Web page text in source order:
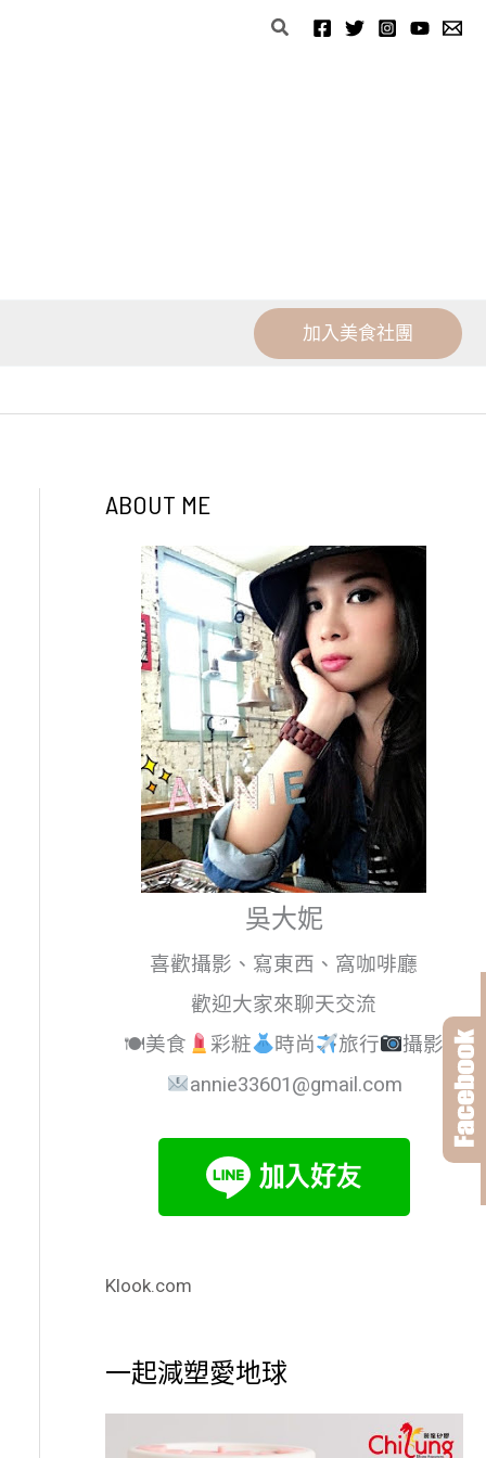
搜
加入美食社團
ABOUT ME
吳大妮
喜歡攝影、寫東西、窩咖啡廳
歡迎大家來聊天交流
🍽美食
彩粧 時尚 旅行
攝影
annie33601@gmail.com
Klook.com
一起減塑愛地球